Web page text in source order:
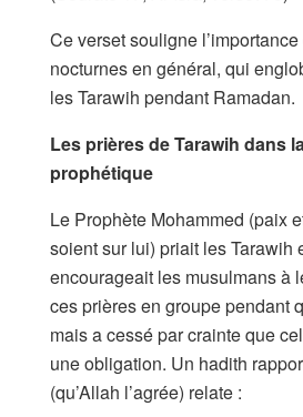
Ce verset souligne
nocturnes en général, qui
les Tarawih pendant Ramadan.
Les prières de Tarawih dans
prophétique
Le Prophète Mohammed (paix
soient sur lui) priait les Tarawih
encourageait les musulmans à
ces prières en groupe pendant
mais a cessé par crainte que
une obligation. Un hadith
(qu’Allah l’agrée) relate :